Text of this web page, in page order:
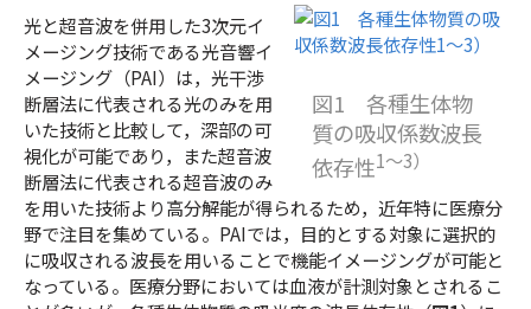
図1 各種生体物
質の吸収係数波長
依存性1〜3）
光と超音波を併用した3次元イ
メージング技術である光音響イ
メージング（PAI）は，光干渉
断層法に代表される光のみを用
いた技術と比較して，深部の可
視化が可能であり，また超音波
断層法に代表される超音波のみ
を用いた技術より高分解能が得られるため，近年特に医療分
野で注目を集めている。PAIでは，目的とする対象に選択的
に吸収される波長を用いることで機能イメージングが可能と
なっている。医療分野においては血液が計測対象とされるこ